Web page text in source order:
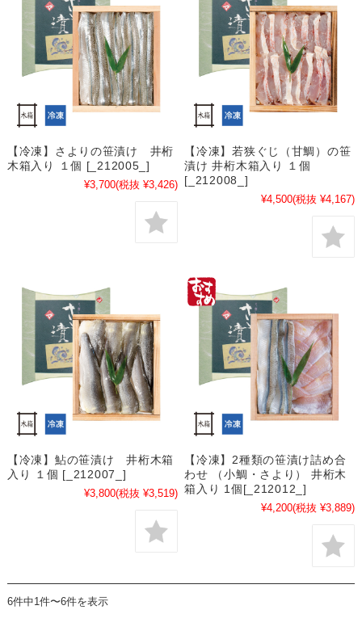
【冷凍】さよりの笹漬け 井桁
木箱入り １個 [_212005_]
¥3,700(税抜 ¥3,426)
【冷凍】若狭ぐじ（甘鯛）の笹
漬け 井桁木箱入り １個
[_212008_]
¥4,500(税抜 ¥4,167)
【冷凍】鮎の笹漬け 井桁木箱
入り １個 [_212007_]
¥3,800(税抜 ¥3,519)
【冷凍】2種類の笹漬け詰め合
わせ （小鯛・さより） 井桁木
箱入り 1個[_212012_]
¥4,200(税抜 ¥3,889)
6件中1件〜6件を表示